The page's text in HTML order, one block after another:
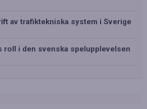
av trafiktekniska system i Sverige
roll i den svenska spelupplevelsen